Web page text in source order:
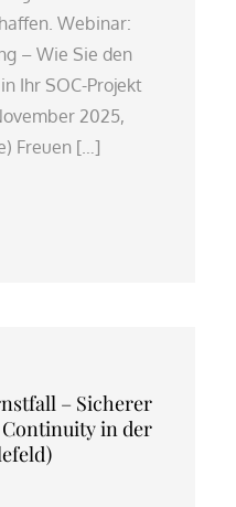
Webinar:
– Wie Sie den
Ihr SOC-Projekt
2025,
Freuen […]
– Sicherer
in der